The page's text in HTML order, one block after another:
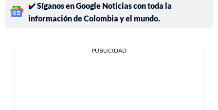
✔️ Síganos en Google Noticias con toda la
información de Colombia y el mundo.
PUBLICIDAD